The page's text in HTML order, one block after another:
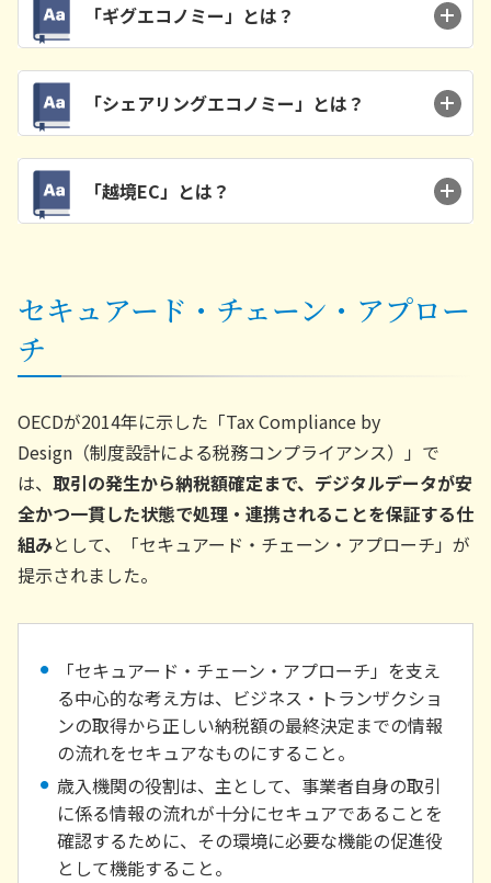
「ギグエコノミー」とは？
「シェアリングエコノミー」とは？
「越境EC」とは？
セキュアード・チェーン・アプロー
チ
OECDが2014年に示した「Tax Compliance by
Design（制度設計による税務コンプライアンス）」で
は、 取引の発生から納税額確定まで、デジタルデータが安
全かつ一貫した状態で処理・連携されることを保証する仕
組みとして、「セキュアード・チェーン・アプローチ」が
提示されました。
「セキュアード・チェーン・アプローチ」を支え
る中心的な考え方は、ビジネス・トランザクショ
ンの取得から正しい納税額の最終決定までの情報
の流れをセキュアなものにすること。
歳入機関の役割は、主として、事業者自身の取引
に係る情報の流れが十分にセキュアであることを
確認するために、その環境に必要な機能の促進役
として機能すること。